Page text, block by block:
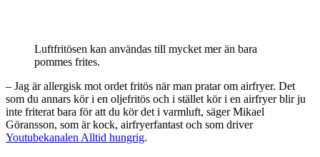
Luftfritösen kan användas till mycket mer än bara
pommes frites.
– Jag är allergisk mot ordet fritös när man pratar om airfryer. Det
som du annars kör i en oljefritös och i stället kör i en airfryer blir ju
inte friterat bara för att du kör det i varmluft, säger Mikael
Göransson, som är kock, airfryerfantast och som driver
Youtubekanalen Alltid hungrig.